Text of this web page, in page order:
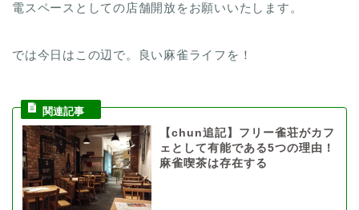
電スペースとしての店舗開放をお願いいたします。
では今日はこの辺で。良い麻雀ライフを！
【chun追記】フリー雀荘がカフ
ェとして有能である5つの理由！
麻雀喫茶は存在する